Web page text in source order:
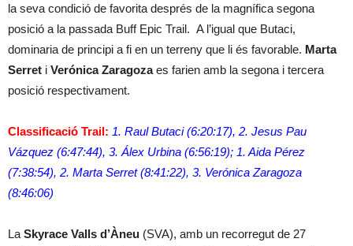
la seva condició de favorita després de la magnífica segona
posició a la passada Buff Epic Trail. A l’igual que Butaci,
dominaria de principi a fi en un terreny que li és favorable. Marta
Serret i Verónica Zaragozaes farien amb la segona i tercera
posició respectivament.
Classificació Trail: 1. Raul Butaci (6:20:17), 2. Jesus Pau
Vázquez (6:47:44), 3. Álex Urbina (6:56:19); 1. Aida Pérez
(7:38:54), 2. Marta Serret (8:41:22), 3. Verónica Zaragoza
(8:46:06)
La Skyrace Valls d’Àneu (SVA), amb un recorregut de 27